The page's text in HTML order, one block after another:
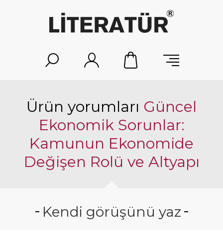
Ürün yorumları Güncel
Ekonomik Sorunlar:
Kamunun Ekonomide
Değişen Rolü ve Altyapı
Kendi görüşünü yaz